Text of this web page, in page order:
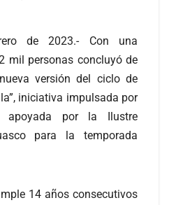
de 2023.- Con una
mil personas concluyó de
versión del ciclo de
iniciativa impulsada por
apoyada por la Ilustre
para la temporada
14 años consecutivos